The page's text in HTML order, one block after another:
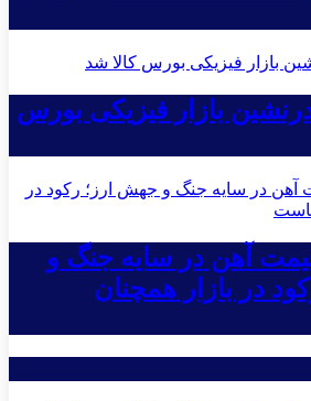
بازار فیزیکی بورس
آهن در سایه جنگ و
در بازار همچنان